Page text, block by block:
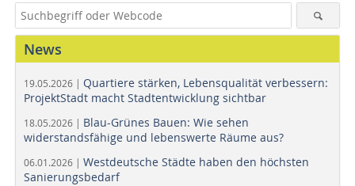
News
19.05.2026 | Quartiere stärken, Lebensqualität verbessern:
ProjektStadt macht Stadtentwicklung sichtbar
18.05.2026 | Blau-Grünes Bauen: Wie sehen
widerstandsfähige und lebenswerte Räume aus?
06.01.2026 | Westdeutsche Städte haben den höchsten
Sanierungsbedarf